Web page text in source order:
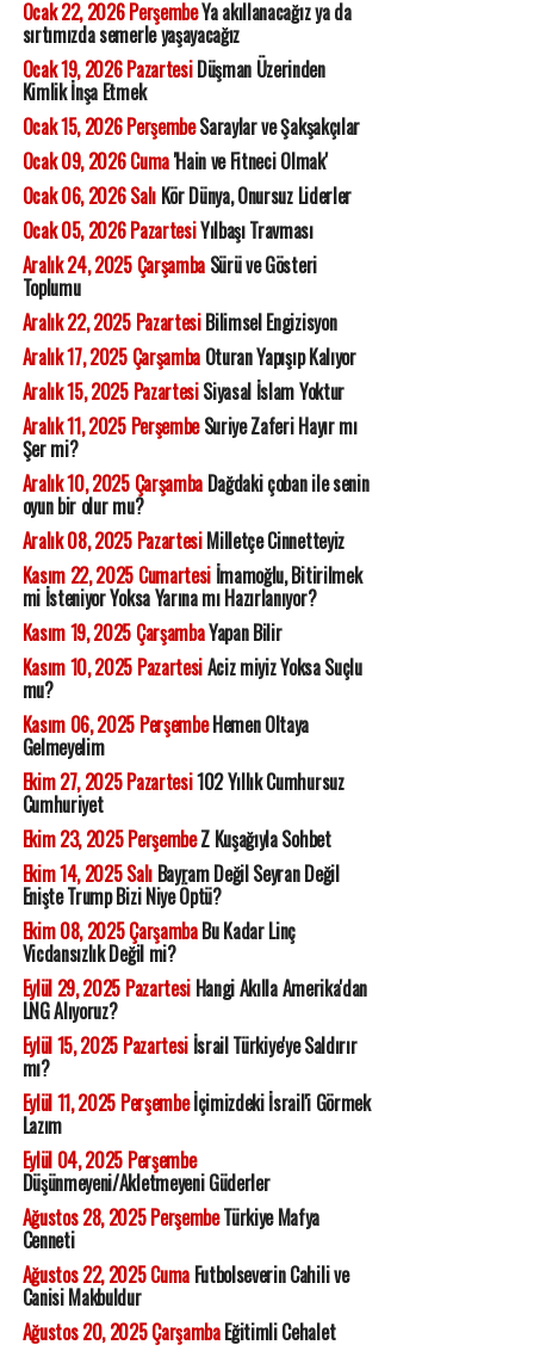
Ocak 22, 2026 PerşembeYa akıllanacağız ya da
sırtımızda semerle yaşayacağız
Ocak 19, 2026 PazartesiDüşman Üzerinden
Kimlik İnşa Etmek
Ocak 15, 2026 PerşembeSaraylar ve Şakşakçılar
Ocak 09, 2026 Cuma'Hain ve Fitneci Olmak'
Ocak 06, 2026 SalıKör Dünya, Onursuz Liderler
Ocak 05, 2026 PazartesiYılbaşı Travması
Aralık 24, 2025 ÇarşambaSürü ve Gösteri
Toplumu
Aralık 22, 2025 PazartesiBilimsel Engizisyon
Aralık 17, 2025 ÇarşambaOturan Yapışıp Kalıyor
Aralık 15, 2025 PazartesiSiyasal İslam Yoktur
Aralık 11, 2025 PerşembeSuriye Zaferi Hayır mı
Şer mi?
Aralık 10, 2025 ÇarşambaDağdaki çoban ile senin
oyun bir olur mu?
Aralık 08, 2025 PazartesiMilletçe Cinnetteyiz
Kasım 22, 2025 Cumartesiİmamoğlu, Bitirilmek
mi İsteniyor Yoksa Yarına mı Hazırlanıyor?
Kasım 19, 2025 ÇarşambaYapan Bilir
Kasım 10, 2025 PazartesiAciz miyiz Yoksa Suçlu
mu?
Kasım 06, 2025 PerşembeHemen Oltaya
Gelmeyelim
Ekim 27, 2025 Pazartesi102 Yıllık Cumhursuz
Cumhuriyet
Ekim 23, 2025 PerşembeZ Kuşağıyla Sohbet
Ekim 14, 2025 SalıBayram Değil Seyran Değil
Enişte Trump Bizi Niye Öptü?
Ekim 08, 2025 ÇarşambaBu Kadar Linç
Vicdansızlık Değil mi?
Eylül 29, 2025 PazartesiHangi Akılla Amerika'dan
LNG Alıyoruz?
Eylül 15, 2025 Pazartesiİsrail Türkiye'ye Saldırır
mı?
Eylül 11, 2025 Perşembeİçimizdeki İsrail'i Görmek
Lazım
Eylül 04, 2025 Perşembe
Düşünmeyeni/Akletmeyeni Güderler
Ağustos 28, 2025 PerşembeTürkiye Mafya
Cenneti
Ağustos 22, 2025 CumaFutbolseverin Cahili ve
Canisi Makbuldur
Ağustos 20, 2025 ÇarşambaEğitimli Cehalet